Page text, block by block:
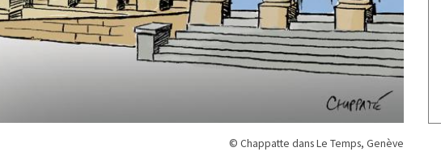
© Chappatte dans Le Temps, Genève